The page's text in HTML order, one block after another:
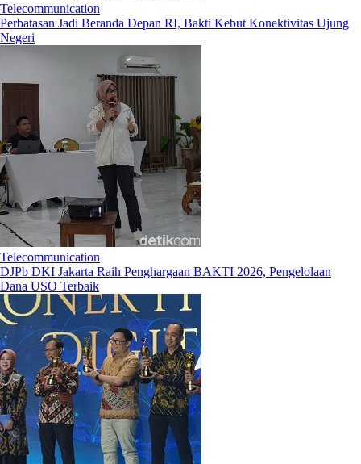
Telecommunication
Perbatasan Jadi Beranda Depan RI, Bakti Kebut Konektivitas Ujung
Negeri
Telecommunication
DJPb DKI Jakarta Raih Penghargaan BAKTI 2026, Pengelolaan
Dana USO Terbaik